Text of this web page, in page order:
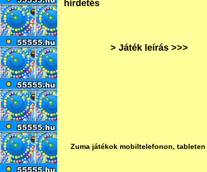
hirdetés
> Játék leírás >>>
Zuma játékok mobiltelefonon,